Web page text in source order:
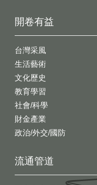
開卷有益
台灣采風
生活藝術
文化歷史
教育學習
社會/科學
財金產業
政治/外交/國防
流通管道